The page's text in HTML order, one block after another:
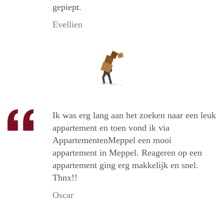
gepiept.
Evellien
Ik was erg lang aan het zoeken naar een leuk
appartement en toen vond ik via
AppartementenMeppel een mooi
appartement in Meppel. Reageren op een
appartement ging erg makkelijk en snel.
Thnx!!
Oscar